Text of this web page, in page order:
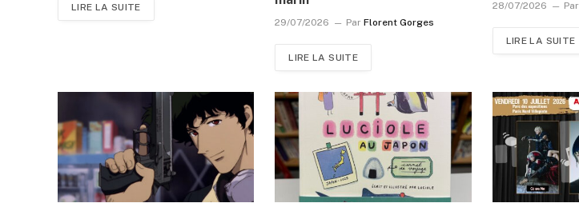
LIRE LA SUITE
29/07/2026 Par Florent Gorges
LIRE LA SUITE
28/07/2026 Par
LIRE LA SUITE